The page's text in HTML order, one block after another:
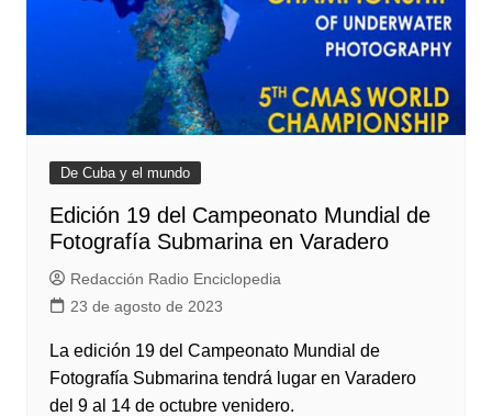
De Cuba y el mundo
Edición 19 del Campeonato Mundial de
Fotografía Submarina en Varadero
Redacción Radio Enciclopedia
23 de agosto de 2023
La edición 19 del Campeonato Mundial de
Fotografía Submarina tendrá lugar en Varadero
del 9 al 14 de octubre venidero.